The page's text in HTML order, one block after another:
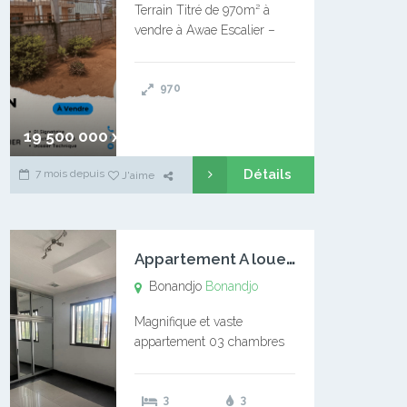
19 500 000 xaf
Terrain Titré de 970m² à
vendre à Awae Escalier –
l’Université Catholique –
970
7 mois depuis J'aime Détails
A
ppartement A louer Bonandjo
Bonandjo Bonandjo
Magnifique et vaste
appartement 03 chambres
douches 01 vaste salon 01
3
3